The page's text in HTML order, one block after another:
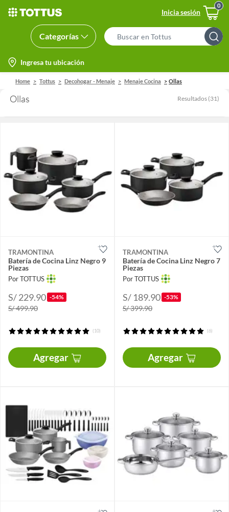
Inicia sesión
Categorías
Search
Bar
location-
icon
Ingresa tu ubicación
Home Tottus Decohogar - Menaje Menaje Cocina Ollas
Ollas Resultados (31)
TRAMONTINA
Batería de Cocina Linz Negro 9
Piezas
Por TOTTUS
S/ 229.90 -54%
S/ 499.90
(10)
Agregar
TRAMONTINA
Batería de Cocina Linz Negro 7
Piezas
Por TOTTUS
S/ 189.90 -53%
S/ 399.90
(6)
Agregar